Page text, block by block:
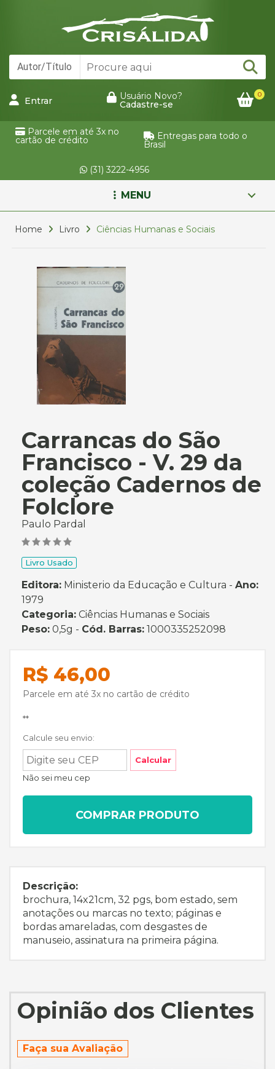
Entrar Usuário Novo?
Cadastre-se
0
Parcele em até 3x no
cartão de crédito Entregas para todo o
Brasil
(31) 3222-4956
MENU
Home Livro Ciências Humanas e Sociais
Carrancas do São
Francisco - V. 29 da
coleção Cadernos de
Folclore
Paulo Pardal
Livro Usado
Editora: Ministerio da Educação e Cultura - Ano:
1979
Categoria: Ciências Humanas e Sociais
Peso: 0,5g - Cód. Barras: 1000335252098
R$ 46,00
Parcele em até 3x no cartão de crédito
**
Calcule seu envio:
Calcular
Não sei meu cep
COMPRAR PRODUTO
Descrição:
brochura, 14x21cm, 32 pgs, bom estado, sem
anotações ou marcas no texto; páginas e
bordas amareladas, com desgastes de
manuseio, assinatura na primeira página.
Opinião dos Clientes
Faça sua Avaliação